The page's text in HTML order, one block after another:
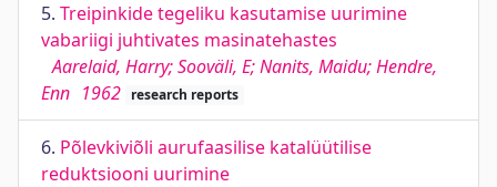
5. Treipinkide tegeliku kasutamise uurimine
vabariigi juhtivates masinatehastes
Aarelaid, Harry; Sooväli, E; Nanits, Maidu; Hendre,
Enn 1962 research reports
6. Põlevkiviõli aurufaasilise katalüütilise
reduktsiooni uurimine